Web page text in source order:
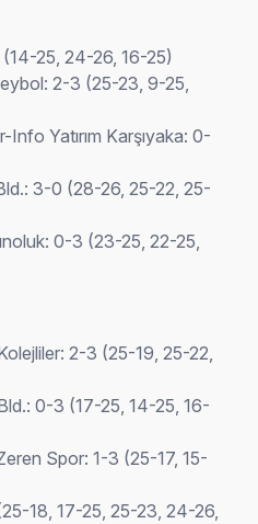
25, 24-26, 16-25)
2-3 (25-23, 9-25,
Yatırım Karşıyaka: 0-
3-0 (28-26, 25-22, 25-
0-3 (23-25, 22-25,
2-3 (25-19, 25-22,
0-3 (17-25, 14-25, 16-
Spor: 1-3 (25-17, 15-
18, 17-25, 25-23, 24-26,